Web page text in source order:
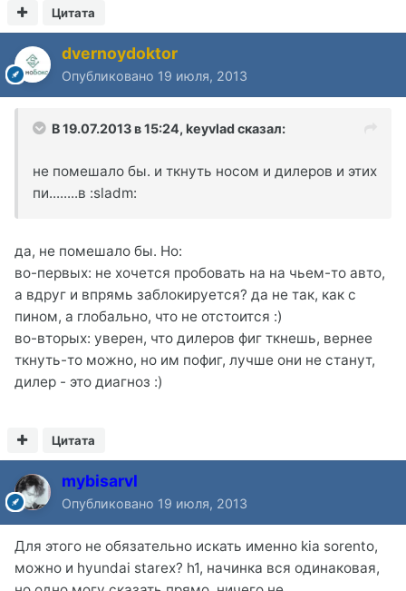
Цитата
dvernoydoktor
Опубликовано 19 июля, 2013
В 19.07.2013 в 15:24, keyvlad сказал:
не помешало бы. и ткнуть носом и дилеров и этих
пи........в :sladm:
да, не помешало бы. Но:
во-первых: не хочется пробовать на на чьем-то авто,
а вдруг и впрямь заблокируется? да не так, как с
пином, а глобально, что не отстоится :)
во-вторых: уверен, что дилеров фиг ткнешь, вернее
ткнуть-то можно, но им пофиг, лучше они не станут,
дилер - это диагноз :)
Цитата
mybisarvl
Опубликовано 19 июля, 2013
Для этого не обязательно искать именно kia sorento,
можно и hyundai starex? h1, начинка вся одинаковая,